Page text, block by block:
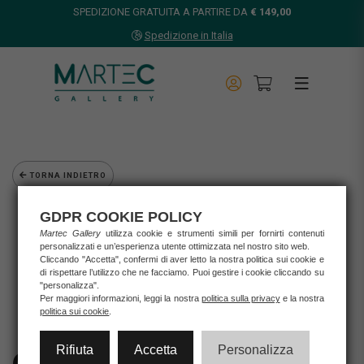
SPEDIZIONE GRATUITA A PARTIRE DA € 149,00
Spedizione in Italia
TORNA INDIETRO
Grafica d'autore
Giuliano Grittini
GIULIANO GRITTINI - ARANCIO MARILYN
GDPR COOKIE POLICY
Martec Gallery utilizza cookie e strumenti simili per fornirti contenuti
personalizzati e un’esperienza utente ottimizzata nel nostro sito web.
Cliccando "Accetta", confermi di aver letto la nostra politica sui cookie e
di rispettare l’utilizzo che ne facciamo. Puoi gestire i cookie cliccando su
"personalizza".
Per maggiori informazioni, leggi la nostra politica sulla privacye la nostra
politica sui cookie
Rifiuta Accetta Personalizza